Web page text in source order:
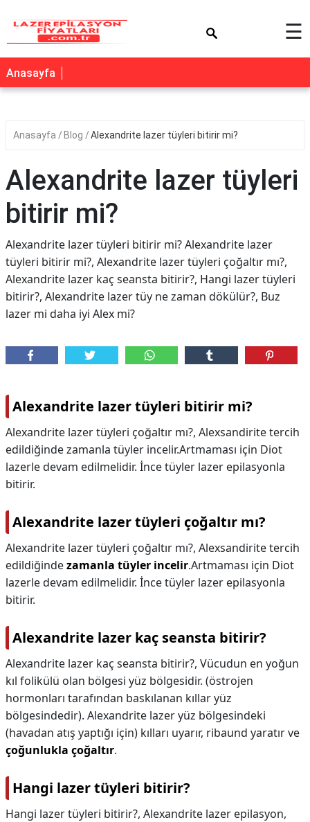
☰
Anasayfa
Anasayfa Blog Alexandrite lazer tüyleri bitirir mi?
Alexandrite lazer tüyleri
bitirir mi?
Alexandrite lazer tüyleri bitirir mi? Alexandrite lazer
tüyleri bitirir mi?, Alexandrite lazer tüyleri çoğaltır mı?,
Alexandrite lazer kaç seansta bitirir?, Hangi lazer tüyleri
bitirir?, Alexandrite lazer tüy ne zaman dökülür?, Buz
lazer mi daha iyi Alex mi?
Alexandrite lazer tüyleri bitirir mi?
Alexandrite lazer tüyleri çoğaltır mı?, Alexsandirite tercih
edildiğinde zamanla tüyler incelir.Artmaması için Diot
lazerle devam edilmelidir. İnce tüyler lazer epilasyonla
bitirir.
Alexandrite lazer tüyleri çoğaltır mı?
Alexandrite lazer tüyleri çoğaltır mı?, Alexsandirite tercih
edildiğindezamanla tüyler incelir.Artmaması için Diot
lazerle devam edilmelidir. İnce tüyler lazer epilasyonla
bitirir.
Alexandrite lazer kaç seansta bitirir?
Alexandrite lazer kaç seansta bitirir?, Vücudun en yoğun
kıl folikülü olan bölgesi yüz bölgesidir. (östrojen
hormonları tarafından baskılanan kıllar yüz
bölgesindedir). Alexandrite lazer yüz bölgesindeki
(havadan atış yaptığı için) kılları uyarır, ribaund yaratır ve
çoğunlukla çoğaltır.
Hangi lazer tüyleri bitirir?
Hangi lazer tüyleri bitirir?, Alexandrite lazer epilasyon,